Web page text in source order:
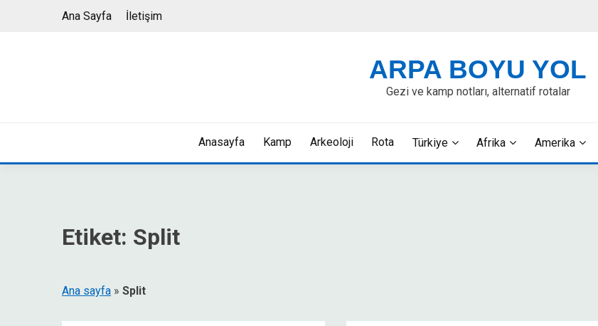
Ana Sayfa İletişim
ARPA BOYU YOL
Gezi ve kamp notları, alternatif rotalar
Anasayfa Kamp Arkeoloji Rota Türkiye Afrika Amerika
Etiket: Split
Ana sayfa » Split